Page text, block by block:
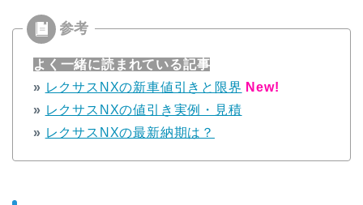
よく一緒に読まれている記事
» レクサスNXの新車値引きと限界 New!
» レクサスNXの値引き実例・見積
» レクサスNXの最新納期は？